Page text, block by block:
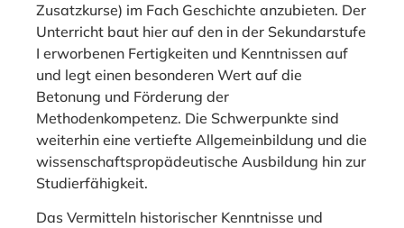
Zusatzkurse) im Fach Geschichte anzubieten. Der
Unterricht baut hier auf den in der Sekundarstufe
I erworbenen Fertigkeiten und Kenntnissen auf
und legt einen besonderen Wert auf die
Betonung und Förderung der
Methodenkompetenz. Die Schwerpunkte sind
weiterhin eine vertiefte Allgemeinbildung und die
wissenschaftspropädeutische Ausbildung hin zur
Studierfähigkeit.
Das Vermitteln historischer Kenntnisse und